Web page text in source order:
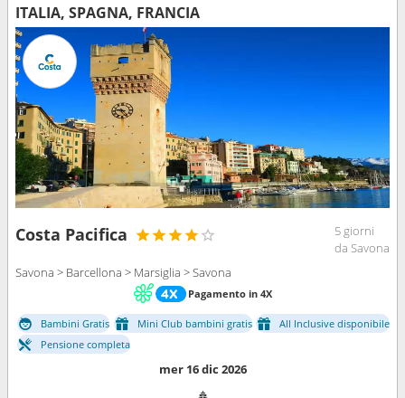
ITALIA, SPAGNA, FRANCIA
Costa Pacifica
5 giorni
da Savona
Savona > Barcellona > Marsiglia > Savona
Pagamento in 4X
Bambini Gratis Mini Club bambini gratis
All Inclusive disponibile
Pensione completa
mer 16 dic 2026